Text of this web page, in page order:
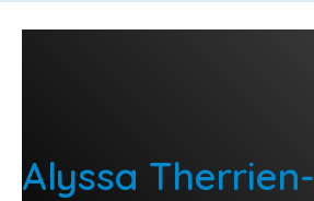
Alyssa Therrien-